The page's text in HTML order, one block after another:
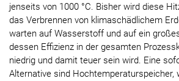
jenseits von 1000 °C. Bisher wird diese
das Verbrennen von klimaschädlichem
warten auf Wasserstoff und auf ein
dessen Effizienz in der gesamten
niedrig und damit teuer sein wird. Eine
Alternative sind Hochtemperaturspeicher,